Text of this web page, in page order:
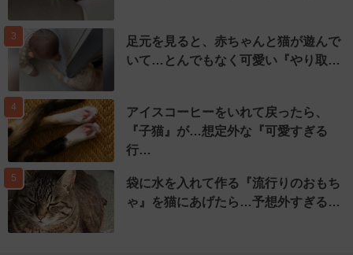
3
足元を見ると、赤ちゃんと猫が遊んで
いて…とんでもなく可愛い『やり取…
4
アイスコーヒーをいれて戻ったら、
『子猫』が…想定外な『可愛すぎる
行…
5
袋に水を入れて作る『流行りのおもち
ゃ』を猫にあげたら…予想外すぎる…